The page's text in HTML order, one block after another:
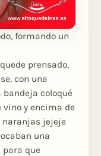
formando un
prensado,
con una
coloqué
vino y encima de
naranjas jejeje
una
que